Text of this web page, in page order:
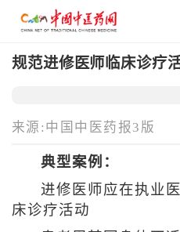
规范进修医师临床诊疗
来源:中国中医药报3版
典型案例：
进修医师应在执业
床诊疗活动